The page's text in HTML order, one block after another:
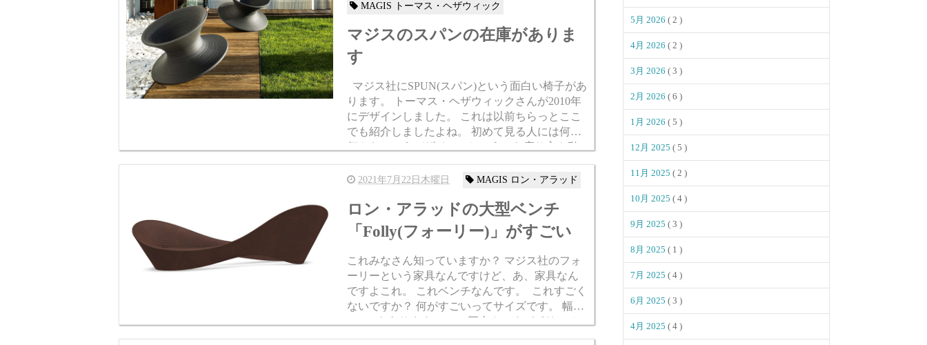
MAGIS トーマス・ヘザウィック
マジスのスパンの在庫がありま
す
マジス社にSPUN(スパン)という面白い椅子があ
ります。 トーマス・ヘザウィックさんが2010年
にデザインしました。 これは以前ちらっとここ
でも紹介しましたよね。 初めて見る人には何が
何やらというデザインでしょうから座り方や動
きは下記動画をご覧ください。 人々を楽しくさ
せる椅...
2021年7月22日木曜日 MAGIS ロン・アラッド
ロン・アラッドの大型ベンチ
「Folly(フォーリー)」がすごい
これみなさん知っていますか？ マジス社のフォ
ーリーという家具なんですけど、あ、家具なん
ですよこれ。 これベンチなんです。 これすごく
ないですか？ 何がすごいってサイズです。 幅が
360cmもあります。 この巨大さですがポリエチ
レン一体成型なので重量は105kgです。軽い。 デ
5月 2026 ( 2 )
4月 2026 ( 2 )
3月 2026 ( 3 )
2月 2026 ( 6 )
1月 2026 ( 5 )
12月 2025 ( 5 )
11月 2025 ( 2 )
10月 2025 ( 4 )
9月 2025 ( 3 )
8月 2025 ( 1 )
7月 2025 ( 4 )
6月 2025 ( 3 )
4月 2025 ( 4 )